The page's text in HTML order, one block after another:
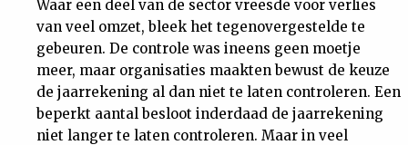
Tuchtrecht
Magazine
Podcast
Waar een deel van de sector vreesde voor verlies
van veel omzet, bleek het tegenovergestelde te
gebeuren. De controle was ineens geen moetje
meer, maar organisaties maakten bewust de keuze
de jaarrekening al dan niet te laten controleren. Een
beperkt aantal besloot inderdaad de jaarrekening
niet langer te laten controleren. Maar in veel